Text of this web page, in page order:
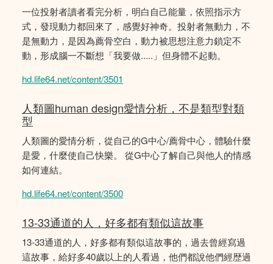
一位投射者讀者看完分析，明白自己能量，依照指示方
式，發現動力都回來了，感覺好神奇。投射者無動力，不
是無動力，是因為薦骨空白，動力被思想注意力鎖定不
動，形成腦一不斷想「我要做.....」但身體不起動。
hd.life64.net/content/3501
人類圖human design愛情分析，不是類型對類
型
人類圖的愛情分析，從自己的G中心/薦骨中心，體驗什麼
是愛，什麼使自己快樂。 從G中心了解自己與他人的情感
如何連結。
hd.life64.net/content/3500
13-33通道的人，好多都有類似這故事
13-33通道的人，好多都有類似這故事的，過去曾經寫過
這故事，給好多40歲以上的人看過，他們都說他們經歴過